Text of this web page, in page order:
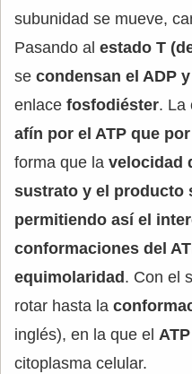
subunidad se mueve,
Pasando al estado T
se condensan el ADP
enlace fosfodiéster. La
afín por el ATP que
forma que la velocidad
sustrato y el producto
permitiendo así el
conformaciones del
equimolaridad . Con el
rotar hasta la
inglés), en la que el
citoplasma celular.